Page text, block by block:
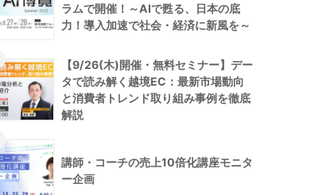
ラムで開催！～AIで甦る、日本の底
力！導入加速で社会・経済に新風を～
【9/26(木)開催・無料セミナー】デー
タで読み解く越境EC：最新市場動向
と消費者トレンド取り組み事例を徹底
解説
講師・コーチの売上10倍化講座モニタ
ー企画